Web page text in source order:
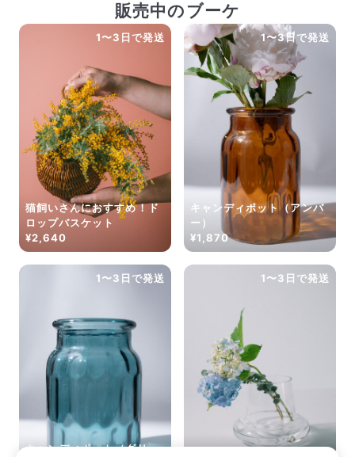
販売中のブーケ
1〜3日で発送
猫飼いさんにおすすめ！ド
ロップバスケット
¥2,640
1〜3日で発送
キャンディポット（アンバ
ー）
¥1,870
1〜3日で発送
キャンディポット（グリー
1〜3日で発送